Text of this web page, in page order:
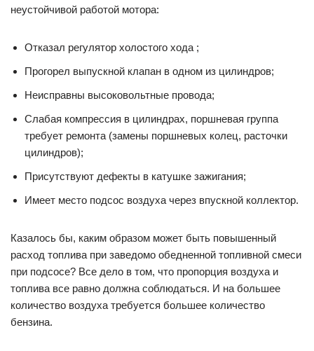
неустойчивой работой мотора:
Отказал регулятор холостого хода ;
Прогорел выпускной клапан в одном из цилиндров;
Неисправны высоковольтные провода;
Слабая компрессия в цилиндрах, поршневая группа
требует ремонта (замены поршневых колец, расточки
цилиндров);
Присутствуют дефекты в катушке зажигания;
Имеет место подсос воздуха через впускной коллектор.
Казалось бы, каким образом может быть повышенный
расход топлива при заведомо обедненной топливной смеси
при подсосе? Все дело в том, что пропорция воздуха и
топлива все равно должна соблюдаться. И на большее
количество воздуха требуется большее количество
бензина.